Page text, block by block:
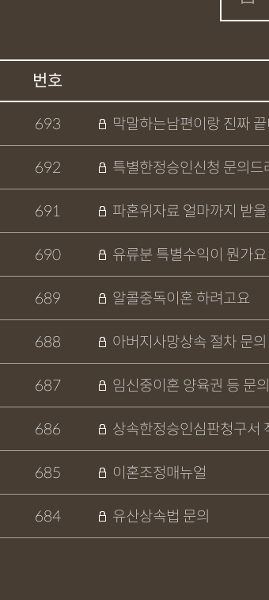
번호
693 막말하는남편이랑 진짜
692 특별한정승인신청 문의드
691 파혼위자료 얼마까지 받
690 유류분 특별수익이 뭔가요
689 알콜중독이혼 하려고요
688 아버지사망상속 절차 문의
687 임신중이혼 양육권 등 문의
686 상속한정승인심판청구서
685 이혼조정매뉴얼
684 유산상속법 문의